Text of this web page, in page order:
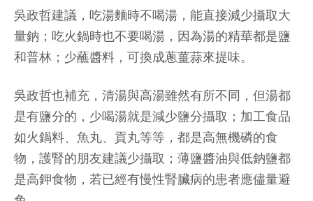
吳政哲建議，吃湯麵時不喝湯，能直接減少攝取大
量鈉；吃火鍋時也不要喝湯，因為湯的精華都是鹽
和普林；少蘸醬料，可換成蔥薑蒜來提味。
吳政哲也補充，清湯與高湯雖然有所不同，但湯都
是有鹽分的，少喝湯就是減少鹽分攝取；加工食品
如火鍋料、魚丸、貢丸等等，都是高無機磷的食
物，護腎的朋友建議少攝取；薄鹽醬油與低鈉鹽都
是高鉀食物，若已經有慢性腎臟病的患者應儘量避